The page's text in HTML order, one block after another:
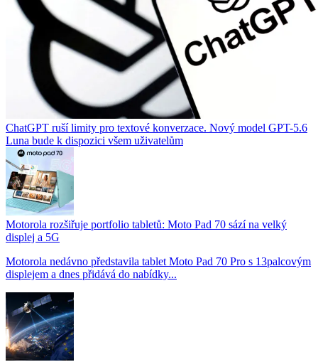
ChatGPT ruší limity pro textové konverzace. Nový model GPT-5.6
Luna bude k dispozici všem uživatelům
Motorola rozšiřuje portfolio tabletů: Moto Pad 70 sází na velký
displej a 5G
Motorola nedávno představila tablet Moto Pad 70 Pro s 13palcovým
displejem a dnes přidává do nabídky...